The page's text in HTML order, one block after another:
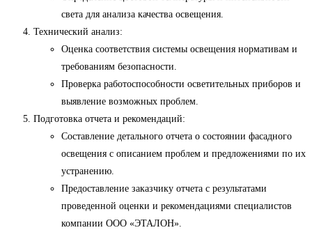
света для анализа качества освещения.
Технический анализ:
Оценка соответствия системы освещения нормативам и
требованиям безопасности.
Проверка работоспособности осветительных приборов и
выявление возможных проблем.
Подготовка отчета и рекомендаций:
Составление детального отчета о состоянии фасадного
освещения с описанием проблем и предложениями по их
устранению.
Предоставление заказчику отчета с результатами
проведенной оценки и рекомендациями специалистов
компании ООО «ЭТАЛОН».